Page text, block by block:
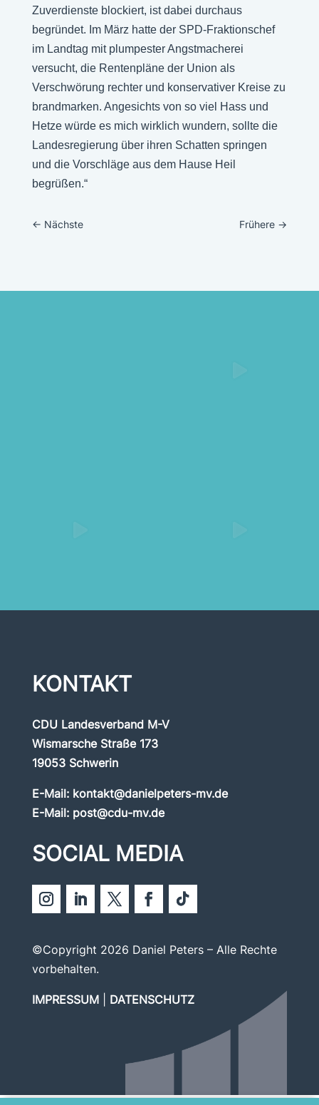
Zuverdienste blockiert, ist dabei durchaus
begründet. Im März hatte der SPD-Fraktionschef
im Landtag mit plumpester Angstmacherei
versucht, die Rentenpläne der Union als
Verschwörung rechter und konservativer Kreise zu
brandmarken. Angesichts von so viel Hass und
Hetze würde es mich wirklich wundern, sollte die
Landesregierung über ihren Schatten springen
und die Vorschläge aus dem Hause Heil
begrüßen.“
← Nächste Frühere →
KONTAKT
CDU Landesverband M-V
Wismarsche Straße 173
19053 Schwerin
E-Mail: kontakt@danielpeters-mv.de
E-Mail: post@cdu-mv.de
SOCIAL MEDIA
©Copyright 2026 Daniel Peters – Alle Rechte
vorbehalten.
IMPRESSUM| DATENSCHUTZ